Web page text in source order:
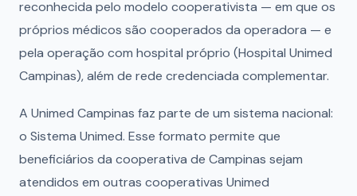
reconhecida pelo modelo cooperativista — em que os
próprios médicos são cooperados da operadora — e
pela operação com hospital próprio (Hospital Unimed
Campinas), além de rede credenciada complementar.
A Unimed Campinas faz parte de um sistema nacional:
o Sistema Unimed. Esse formato permite que
beneficiários da cooperativa de Campinas sejam
atendidos em outras cooperativas Unimed